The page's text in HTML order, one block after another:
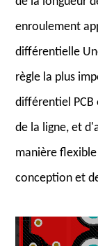
enroulement
différentielle
règle la plus
différentiel
de la ligne, et
manière
conception et